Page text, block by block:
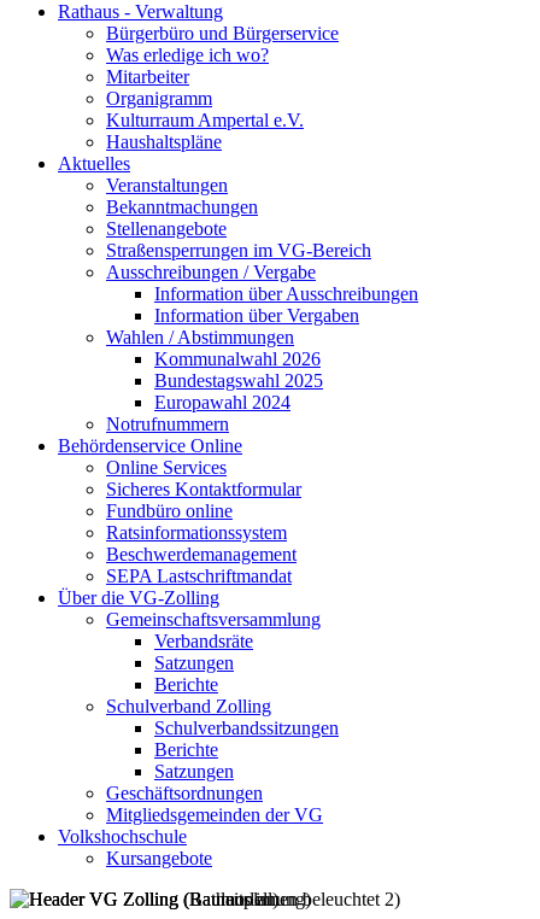
Rathaus - Verwaltung
Bürgerbüro und Bürgerservice
Was erledige ich wo?
Mitarbeiter
Organigramm
Kulturraum Ampertal e.V.
Haushaltspläne
Aktuelles
Veranstaltungen
Bekanntmachungen
Stellenangebote
Straßensperrungen im VG-Bereich
Ausschreibungen / Vergabe
Information über Ausschreibungen
Information über Vergaben
Wahlen / Abstimmungen
Kommunalwahl 2026
Bundestagswahl 2025
Europawahl 2024
Notrufnummern
Behördenservice Online
Online Services
Sicheres Kontaktformular
Fundbüro online
Ratsinformationssystem
Beschwerdemanagement
SEPA Lastschriftmandat
Über die VG-Zolling
Gemeinschaftsversammlung
Verbandsräte
Satzungen
Berichte
Schulverband Zolling
Schulverbandssitzungen
Berichte
Satzungen
Geschäftsordnungen
Mitgliedsgemeinden der VG
Volkshochschule
Kursangebote